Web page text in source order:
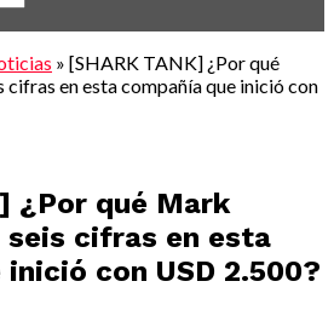
» [SHARK TANK] ¿Por qué
en esta compañía que inició con
¿Por qué Mark
cifras en esta
con USD 2.500?